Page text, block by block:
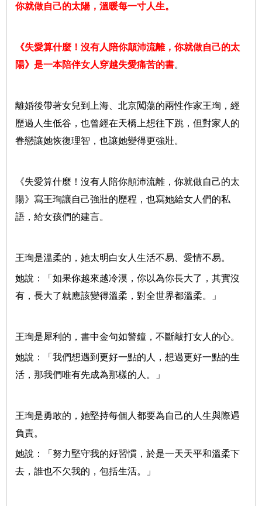
你就做自己的太陽，溫暖每一寸人生。
《失愛算什麼！沒有人陪你顛沛流離，你就做自己的太
陽》是一本陪伴女人穿越失愛痛苦的書。
離婚後帶著女兒到上海、北京闖蕩的兩性作家王珣，經
歷過人生低谷，也曾經在天橋上想往下跳，但對家人的
眷戀讓她恢復理智，也讓她變得更強壯。
《失愛算什麼！沒有人陪你顛沛流離，你就做自己的太
陽》寫王珣讓自己強壯的歷程，也寫她給女人們的私
語，給女孩們的建言。
王珣是溫柔的，她太明白女人生活不易、愛情不易。
她說：「如果你越來越冷漠，你以為你長大了，其實沒
有，長大了就應該變得溫柔，對全世界都溫柔。」
王珣是犀利的，書中金句如警鐘，不斷敲打女人的心。
她說：「我們想遇到更好一點的人，想過更好一點的生
活，那我們唯有先成為那樣的人。」
王珣是勇敢的，她堅持每個人都要為自己的人生與際遇
負責。
她說：「努力堅守我的好習慣，於是一天天平和溫柔下
去，誰也不欠我的，包括生活。」